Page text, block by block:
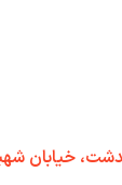
خیابان